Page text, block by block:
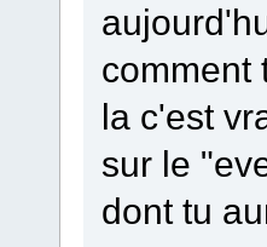
comment
la c'est
sur le
dont tu